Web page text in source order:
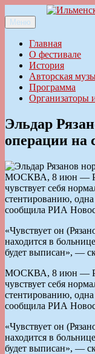
к
содержимому
Ильменский
Меню
Главная
О фестивале
История
Авторская
Программа
Организаторы
Эльдар
операции на
МОСКВА, 8 июн —
чувствует себя
стентированию, одна
сообщила РИА
«Чувствует он
находится в
будет выписан», —
МОСКВА, 8 июн —
чувствует себя
стентированию, одна
сообщила РИА
«Чувствует он
находится в
будет выписан», —